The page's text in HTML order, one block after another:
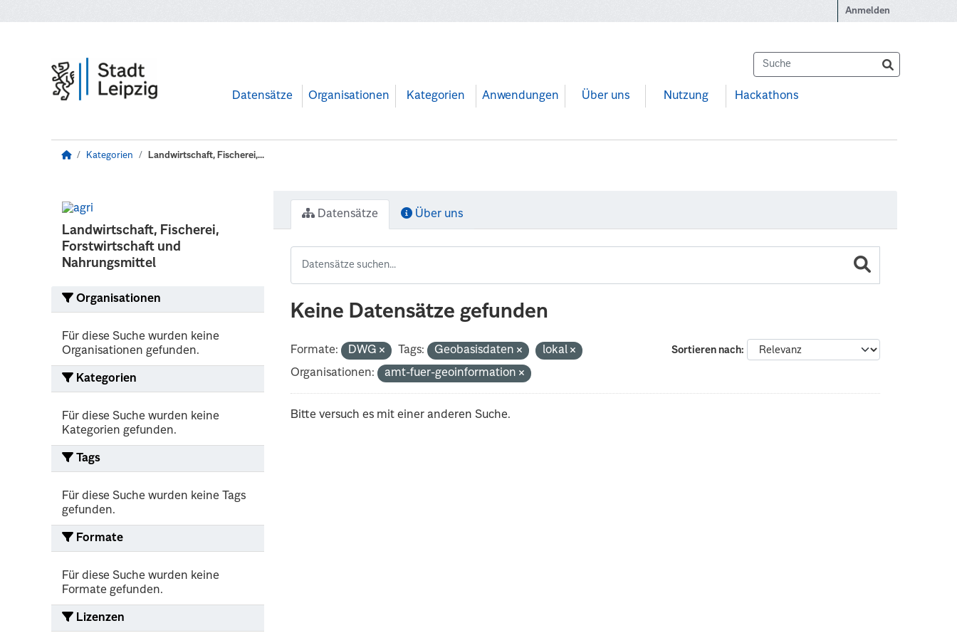
Anmelden
Datensätze Organisationen Kategorien Anwendungen Über uns Nutzung Hackathons
Kategorien Landwirtschaft, Fischerei,...
Landwirtschaft, Fischerei,
Forstwirtschaft und
Nahrungsmittel
Organisationen
Für diese Suche wurden keine
Organisationen gefunden.
Kategorien
Für diese Suche wurden keine
Kategorien gefunden.
Tags
Für diese Suche wurden keine Tags
gefunden.
Formate
Für diese Suche wurden keine
Formate gefunden.
Lizenzen
Datensätze Über uns
Keine Datensätze gefunden
Sortieren nach
Formate: DWG Tags: Geobasisdaten
lokal
Organisationen:
amt-fuer-geoinformation
Bitte versuch es mit einer anderen Suche.